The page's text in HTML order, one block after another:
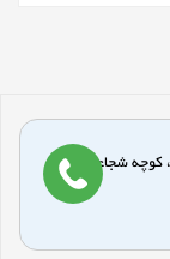
کوچه شجاعی، پاساژ